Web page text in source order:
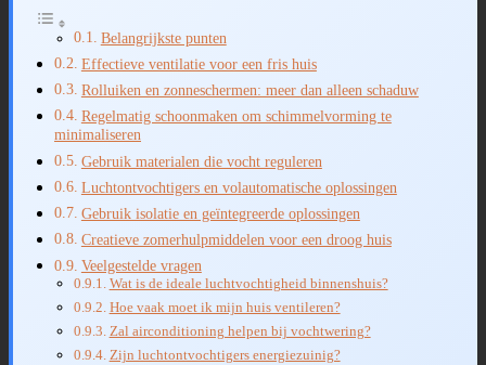
Belangrijkste punten
Effectieve ventilatie voor een fris huis
Rolluiken en zonneschermen: meer dan alleen schaduw
Regelmatig schoonmaken om schimmelvorming te
minimaliseren
Gebruik materialen die vocht reguleren
Luchtontvochtigers en volautomatische oplossingen
Gebruik isolatie en geïntegreerde oplossingen
Creatieve zomerhulpmiddelen voor een droog huis
Veelgestelde vragen
Wat is de ideale luchtvochtigheid binnenshuis?
Hoe vaak moet ik mijn huis ventileren?
Zal airconditioning helpen bij vochtwering?
Zijn luchtontvochtigers energiezuinig?